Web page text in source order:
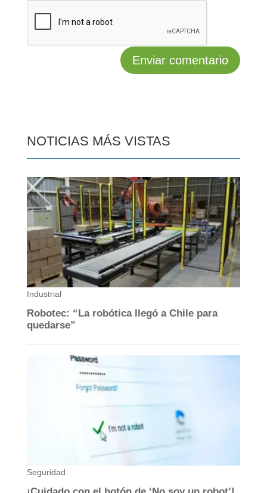
NOTICIAS MÁS VISTAS